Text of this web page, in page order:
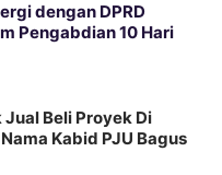
dengan DPRD
Pengabdian 10 Hari
Beli Proyek Di
Kabid PJU Bagus